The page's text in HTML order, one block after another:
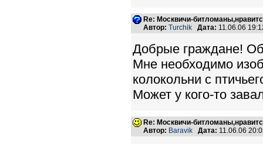
Re: Москвичи-
Автор: Turchik Дата: 11.06.06
Добрые граждане!
Мне необходимо
колокольни с
Может у кого-то
Re: Москвичи-
Автор: Baravik Дата: 11.06.06